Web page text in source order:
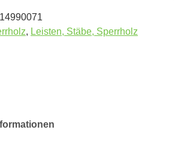
14990071
, Leisten, Stäbe, Sperrholz